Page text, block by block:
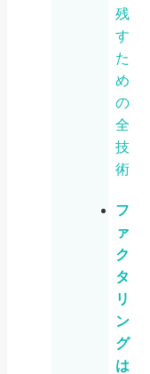
残
す
た
め
の
全
技
術
フ
ァ
ク
タ
リ
ン
グ
は